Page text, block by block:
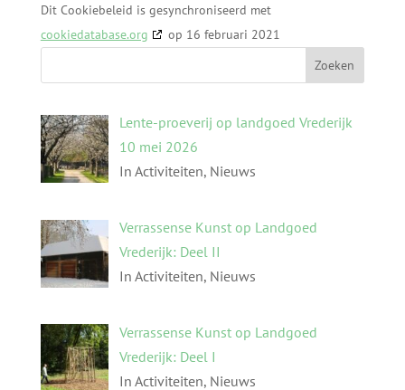
Dit Cookiebeleid is gesynchroniseerd met
cookiedatabase.org
op 16 februari 2021
Lente-proeverij op landgoed Vrederijk
10 mei 2026
In Activiteiten, Nieuws
Verrassense Kunst op Landgoed
Vrederijk: Deel II
In Activiteiten, Nieuws
Verrassense Kunst op Landgoed
Vrederijk: Deel I
In Activiteiten, Nieuws